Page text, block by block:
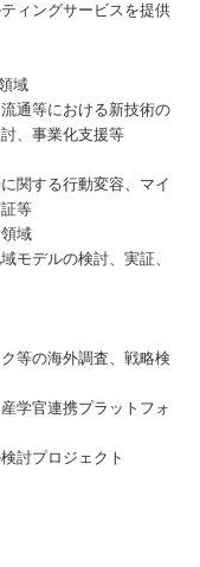
ィングサービスを提供
域
通等における新技術の
、事業化支援等
関する行動変容、マイ
等
域
モデルの検討、実証、
等の海外調査、戦略検
学官連携プラットフォ
討プロジェクト